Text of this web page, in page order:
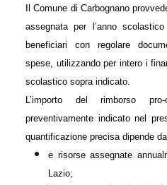
Il Comune di Carbognano
assegnata per l’anno
beneficiari con regolare
spese, utilizzando per intero i
scolastico sopra indicato.
L’importo del rimborso
preventivamente indicato nel
quantificazione precisa dipende
e risorse assegnate
Lazio;